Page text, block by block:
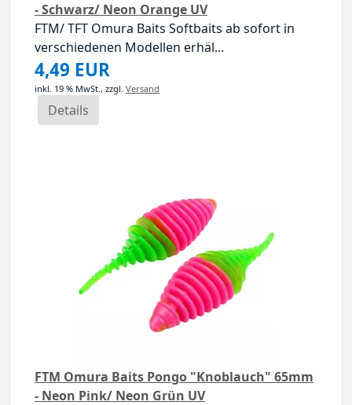
- Schwarz/ Neon Orange UV
FTM/ TFT Omura Baits Softbaits ab sofort in
verschiedenen Modellen erhäl...
4,49 EUR
inkl. 19 % MwSt., zzgl. Versand
Details
FTM Omura Baits Pongo "Knoblauch" 65mm
- Neon Pink/ Neon Grün UV